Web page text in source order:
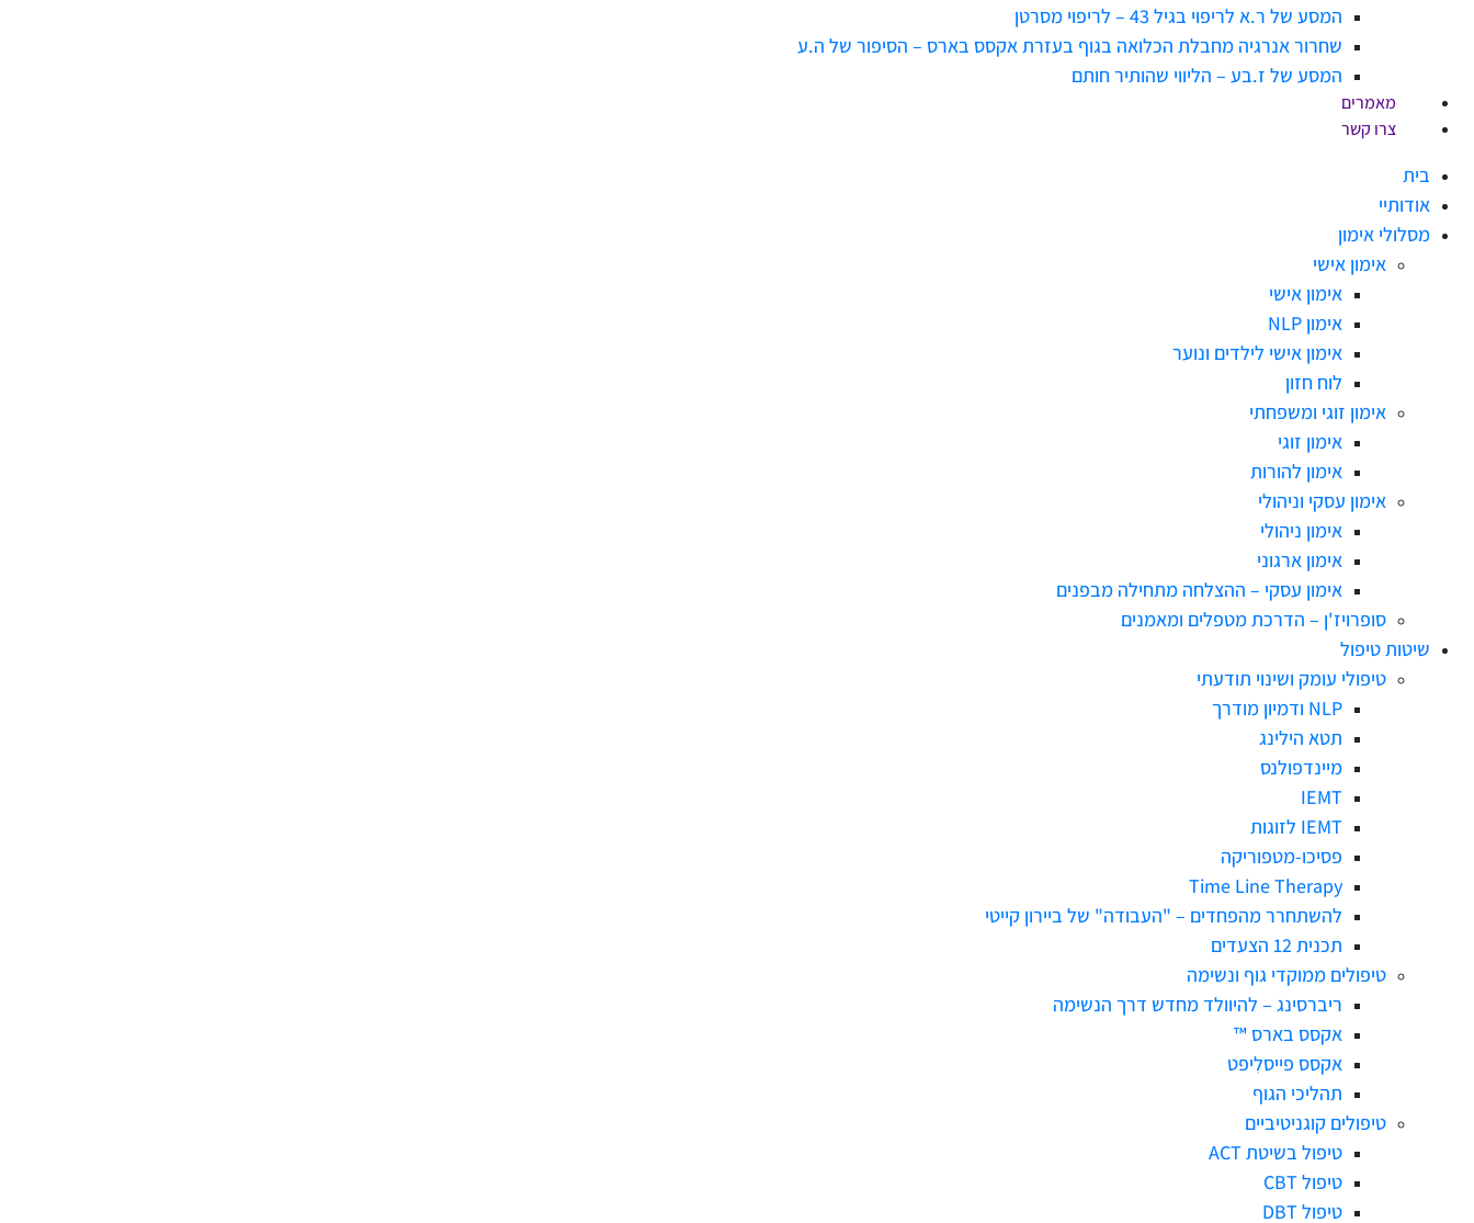
המסע של ר.א לריפוי בגיל 43 – לריפוי מסרטן
שחרור אנרגיה מחבלת הכלואה בגוף בעזרת אקסס בארס – הסיפור של ה.ע
המסע של ז.בע – הליווי שהותיר חותם
מאמרים
צרו קשר
בית
אודותיי
מסלולי אימון
אימון אישי
אימון אישי
אימון NLP
אימון אישי לילדים ונוער
לוח חזון
אימון זוגי ומשפחתי
אימון זוגי
אימון להורות
אימון עסקי וניהולי
אימון ניהולי
אימון ארגוני
אימון עסקי – ההצלחה מתחילה מבפנים
סופרויז'ן – הדרכת מטפלים ומאמנים
שיטות טיפול
טיפולי עומק ושינוי תודעתי
NLP ודמיון מודרך
תטא הילינג
מיינדפולנס
IEMT
IEMT לזוגות
פסיכו-מטפוריקה
Time Line Therapy
להשתחרר מהפחדים – "העבודה" של ביירון קייטי
תכנית 12 הצעדים
טיפולים ממוקדי גוף ונשימה
ריברסינג – להיוולד מחדש דרך הנשימה
אקסס בארס ™
אקסס פייסלִיפט
תהליכי הגוף
טיפולים קוגניטיביים
טיפול בשיטת ACT
טיפול CBT
טיפול DBT